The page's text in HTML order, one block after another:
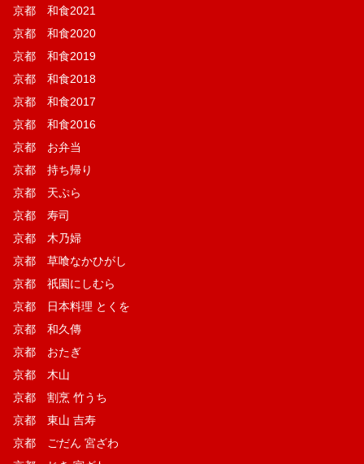
京都 和食2021
京都 和食2020
京都 和食2019
京都 和食2018
京都 和食2017
京都 和食2016
京都 お弁当
京都 持ち帰り
京都 天ぷら
京都 寿司
京都 木乃婦
京都 草喰なかひがし
京都 祇園にしむら
京都 日本料理 とくを
京都 和久傳
京都 おたぎ
京都 木山
京都 割烹 竹うち
京都 東山 吉寿
京都 ごだん 宮ざわ